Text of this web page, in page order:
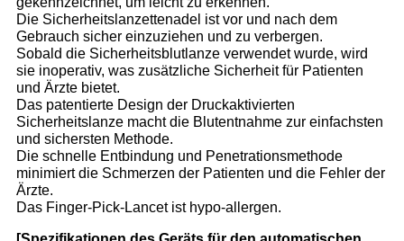
Die Sicherheitslanzettenadel ist vor und nach dem
Gebrauch sicher einzuziehen und zu verbergen.
Sobald die Sicherheitsblutlanze verwendet wurde, wird
sie inoperativ, was zusätzliche Sicherheit für Patienten
und Ärzte bietet.
Das patentierte Design der Druckaktivierten
Sicherheitslanze macht die Blutentnahme zur einfachsten
und sichersten Methode.
Die schnelle Entbindung und Penetrationsmethode
minimiert die Schmerzen der Patienten und die Fehler der
Ärzte.
Das Finger-Pick-Lancet ist hypo-allergen.